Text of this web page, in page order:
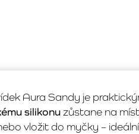
Aura Sandy je
silikonuzůstane na
vložit do myčky –